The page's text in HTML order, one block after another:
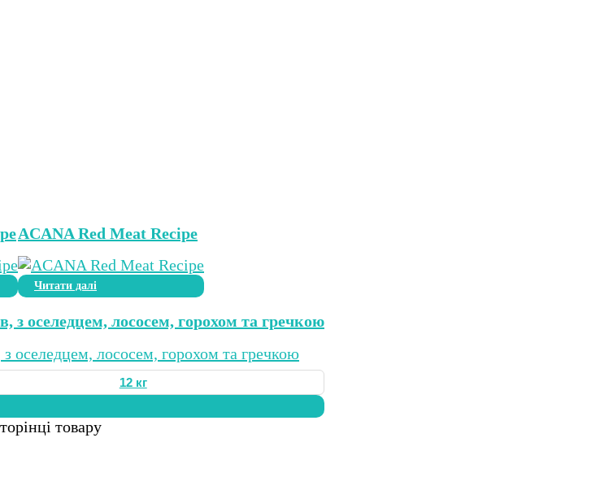
ACANA Red Meat Recipe
Читати далі
з оселедцем, лососем, горохом та гречкою
12 кг
товару